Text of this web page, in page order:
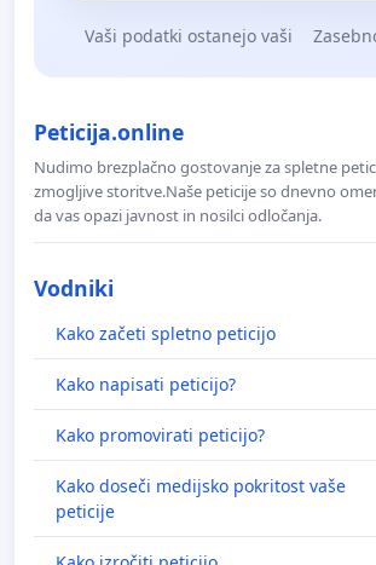
Vaši podatki ostanejo vaši
Peticija.online
Nudimo brezplačno gostovanje za spletne
zmogljive storitve.Naše peticije so dnevno
da vas opazi javnost in nosilci odločanja.
Vodniki
Kako začeti spletno peticijo
Kako napisati peticijo?
Kako promovirati peticijo?
Kako doseči medijsko pokritost vaše
peticije